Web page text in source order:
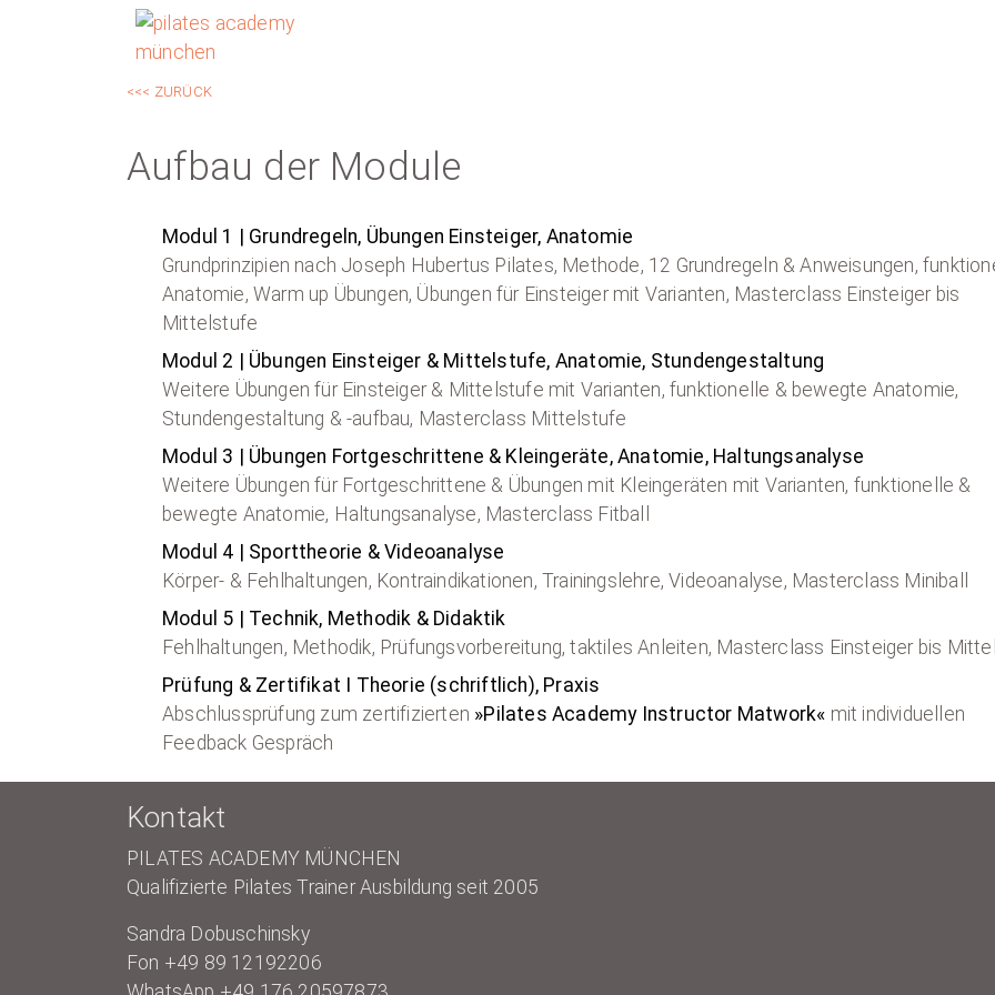
<<< ZURÜCK
Aufbau der Module
Modul 1 | Grundregeln, Übungen Einsteiger, Anatomie
Grundprinzipien nach Joseph Hubertus Pilates, Methode, 12 Grundregeln & Anweisungen,
Anatomie, Warm up Übungen, Übungen für Einsteiger mit Varianten, Masterclass Einsteiger bis
Mittelstufe
Modul 2 | Übungen Einsteiger & Mittelstufe, Anatomie, Stundengestaltung
Weitere Übungen für Einsteiger & Mittelstufe mit Varianten, funktionelle & bewegte Anatomie,
Stundengestaltung & -aufbau, Masterclass Mittelstufe
Modul 3 | Übungen Fortgeschrittene & Kleingeräte, Anatomie, Haltungsanalyse
Weitere Übungen für Fortgeschrittene & Übungen mit Kleingeräten mit Varianten, funktionelle &
bewegte Anatomie, Haltungsanalyse, Masterclass Fitball
Modul 4 | Sporttheorie & Videoanalyse
Körper- & Fehlhaltungen, Kontraindikationen, Trainingslehre, Videoanalyse, Masterclass Miniball
Modul 5 | Technik, Methodik & Didaktik
Fehlhaltungen, Methodik, Prüfungsvorbereitung, taktiles Anleiten, Masterclass Einsteiger bis
Prüfung & Zertifikat I Theorie (schriftlich), Praxis
Abschlussprüfung zum zertifizierten »Pilates Academy Instructor Matwork« mit individuellen
Feedback Gespräch
Kontakt
PILATES ACADEMY MÜNCHEN
Qualifizierte Pilates Trainer Ausbildung seit 2005
Sandra Dobuschinsky
Fon +49 89 12192206